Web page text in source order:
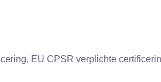
EU CPSR verplichte